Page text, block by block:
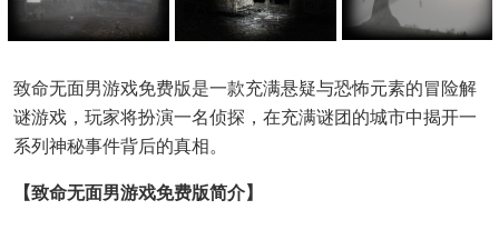
致命无面男游戏免费版是一款充满悬疑与恐怖元素的冒险解
谜游戏，玩家将扮演一名侦探，在充满谜团的城市中揭开一
系列神秘事件背后的真相。
【致命无面男游戏免费版简介】